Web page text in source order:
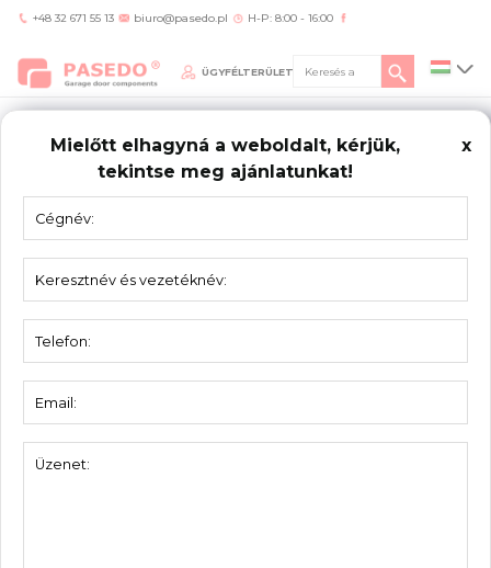
+48 32 671 55 13 biuro@pasedo.pl H-P: 8:00 - 16:00
ÜGYFÉLTERÜLET
Mielőtt elhagyná a weboldalt, kérjük,
tekintse meg ajánlatunkat!
x
Home/Bramy
NAZWAPODSTRONY
IF-SL
A– H + 250mm
OH– 435mm (4012SL, 4018SL)